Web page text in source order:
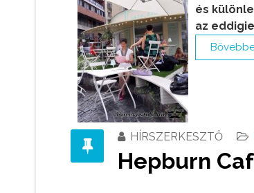
és
az
HÍRSZERKESZTŐ
Hepburn